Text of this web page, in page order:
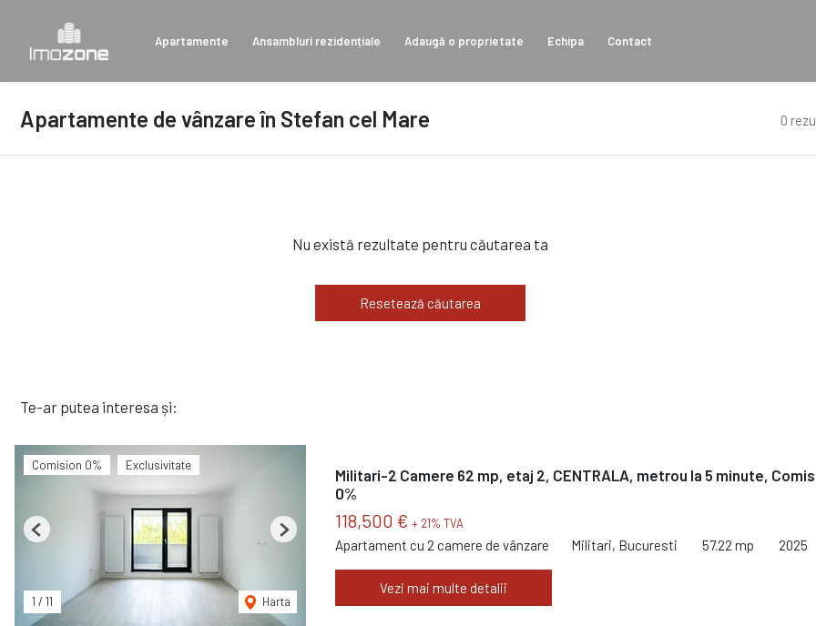
Apartamente Ansambluri rezidențiale Adaugă o proprietate Echipa Contact
0
Apartamente de vânzare în Stefan cel Mare
Nu există rezultate pentru căutarea ta
Resetează căutarea
Te-ar putea interesa și:
Comision 0% Exclusivitate
1 / 11 Harta
Previous Next
Militari-2 Camere 62 mp, etaj 2, CENTRALA, metrou la 5 minute,
0%
118,500 € + 21% TVA
Apartament cu 2 camere de vânzare Militari, Bucuresti 57.22 mp 2025
Vezi mai multe detalii